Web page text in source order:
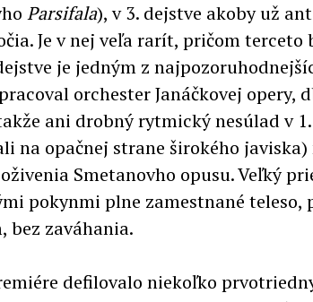
Parsifala), v 3. dejstve akoby už
Je v nej veľa rarít, pričom terceto
je jedným z
orchester Janáčkovej opery,
ani drobný rytmický nesúlad v
na opačnej strane širokého
Smetanovho opusu. Veľký
pokynmi plne zamestnané teleso,
bez zaváhania.
defilovalo niekoľko